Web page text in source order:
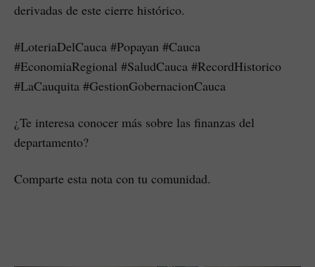
derivadas de este cierre histórico.
#LoteriaDelCauca #Popayan #Cauca
#EconomiaRegional #SaludCauca #RecordHistorico
#LaCauquita #GestionGobernacionCauca
¿Te interesa conocer más sobre las finanzas del
departamento?
Comparte esta nota con tu comunidad.